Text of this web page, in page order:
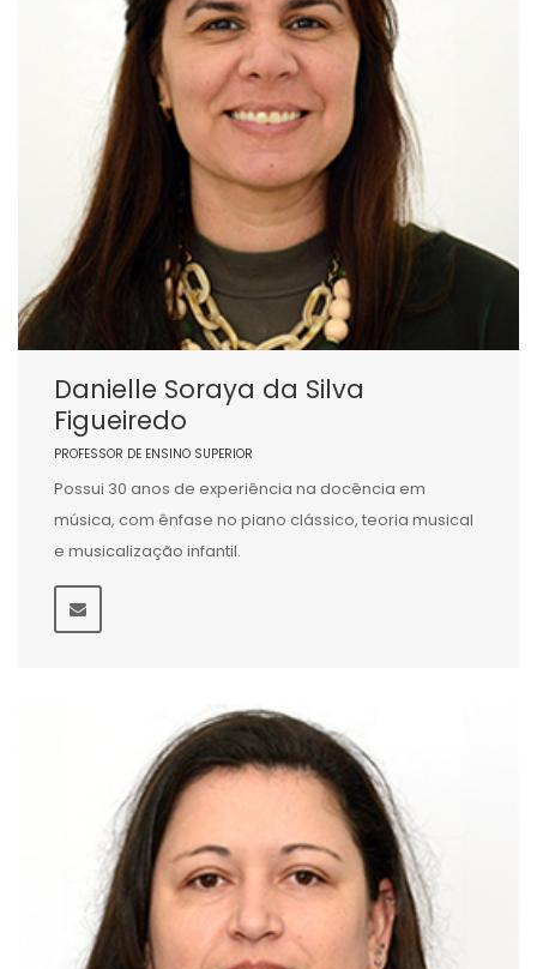
Danielle Soraya da Silva
Figueiredo
PROFESSOR DE ENSINO SUPERIOR
Possui 30 anos de experiência na docência em
música, com ênfase no piano clássico, teoria musical
e musicalização infantil.